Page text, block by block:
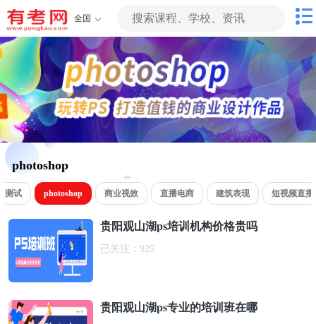
全国
photoshop
测试 photoshop 商业视效 直播电商 建筑表现 短视频直播
贵阳观山湖ps培训机构价格贵吗
已关注： 925
贵阳观山湖ps专业的培训班在哪